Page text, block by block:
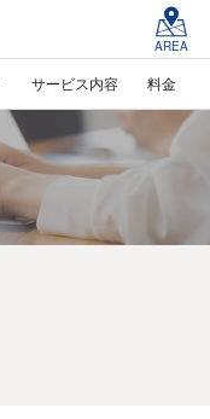
AREA
サービス内容 料金